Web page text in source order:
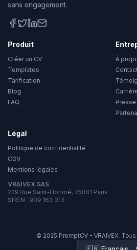
sans engagement.
Produit
Créer un CV
Templates
Tarification
Blog
FAQ
À
Presse
Légal
Politique de confidentialité
CGV
Mentions légales
VRAIVEX SAS
229 Rue Saint-Honoré, 75001 Paris
SIREN : 909 163 313
© 2025 PromptCV - VRAIVEX.